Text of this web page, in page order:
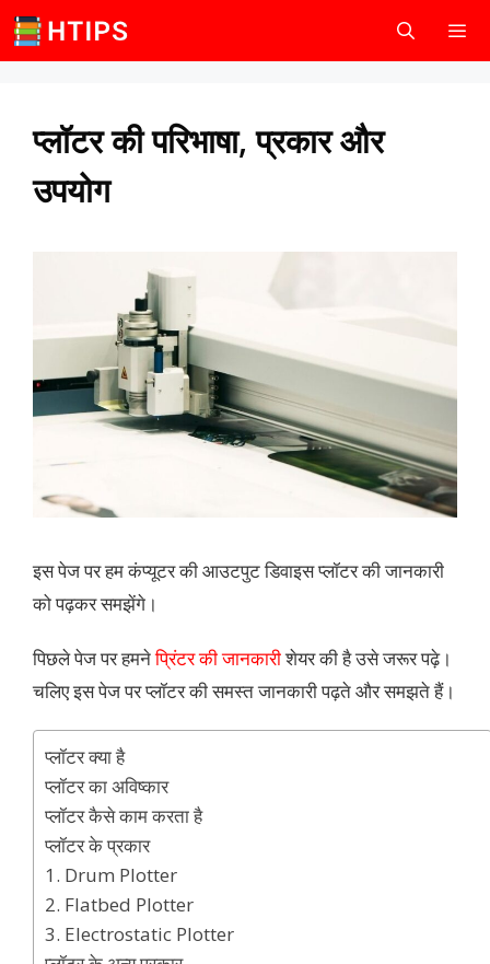
Skip
to
प्लॉटर की परिभाषा, प्रकार और
उपयोग
इस पेज पर हम कंप्यूटर की आउटपुट डिवाइस प्लॉटर की जानकारी
को पढ़कर समझेंगे।
पिछले पेज पर हमनेप्रिंटर की जानकारीशेयर की है उसे जरूर पढ़े।
चलिए इस पेज पर प्लॉटर की समस्त जानकारी पढ़ते और समझते हैं।
प्लॉटर क्या है
प्लॉटर का अविष्कार
प्लॉटर कैसे काम करता है
प्लॉटर के प्रकार
1. Drum Plotter
2. Flatbed Plotter
3. Electrostatic Plotter